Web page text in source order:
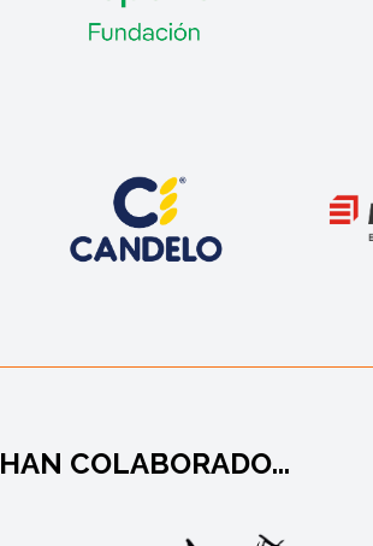
HAN COLABORADO...